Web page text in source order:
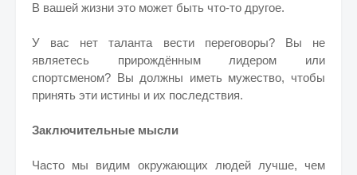
В вашей жизни это может быть что-то другое.
У вас нет таланта вести переговоры? Вы не
являетесь прирождённым лидером или
спортсменом? Вы должны иметь мужество, чтобы
принять эти истины и их последствия.
Заключительные мысли
Часто мы видим окружающих людей лучше, чем